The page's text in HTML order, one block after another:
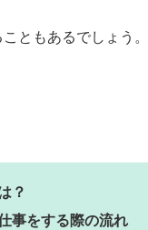
ともあるでしょう。
？
事をする際の流れ